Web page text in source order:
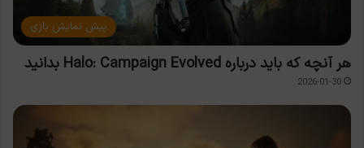
پیش نمایش بازی
هر آنچه که باید درباره Halo: Campaign Evolved بدانید
2026-01-30